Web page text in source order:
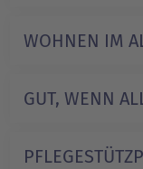
WOHNEN IM
GUT, WENN